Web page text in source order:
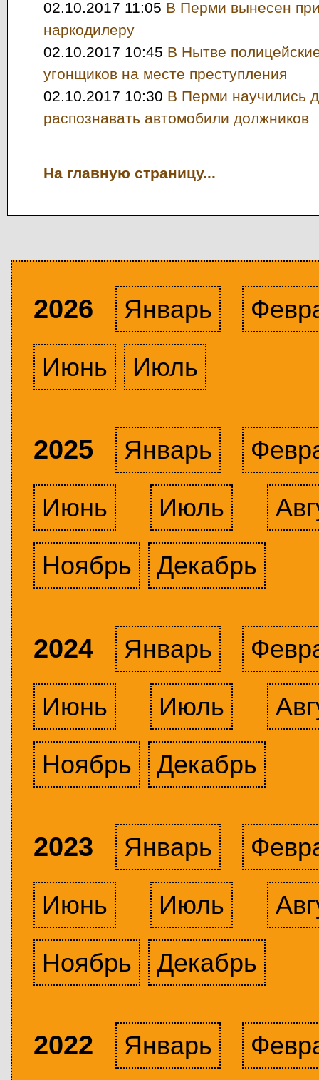
02.10.2017 11:05 В Перми вынесен
наркодилеру
02.10.2017 10:45 В Нытве
угонщиков на месте преступления
02.10.2017 10:30 В Перми научились
распознавать автомобили должников
На главную страницу...
2026 Январь
Июнь
Июль
2025 Январь
Июнь
Июль
Ноябрь
Декабрь
2024 Январь
Июнь
Июль
Ноябрь
Декабрь
2023 Январь
Июнь
Июль
Ноябрь
Декабрь
2022 Январь